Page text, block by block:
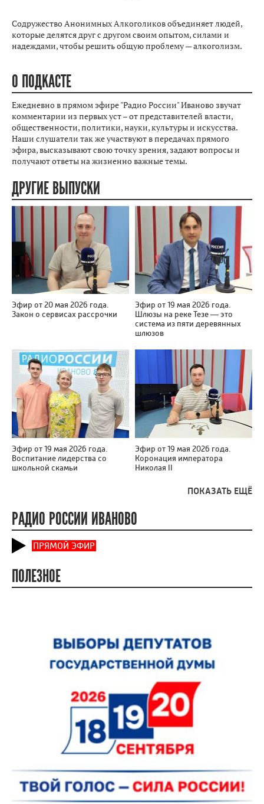
Содружество Анонимных Алкоголиков объединяет людей,
которые делятся друг с другом своим опытом, силами и
надеждами, чтобы решить общую проблему — алкоголизм.
О ПОДКАСТЕ
Ежедневно в прямом эфире "Радио России" Иваново звучат
комментарии из первых уст – от представителей власти,
общественности, политики, науки, культуры и искусства.
Наши слушатели так же участвуют в передачах прямого
эфира, высказывают свою точку зрения, задают вопросы и
получают ответы на жизненно важные темы.
ДРУГИЕ ВЫПУСКИ
Эфир от 20 мая 2026 года.
Закон о сервисах рассрочки
Эфир от 19 мая 2026 года.
Шлюзы на реке Тезе — это
система из пяти деревянных
шлюзов
Эфир от 19 мая 2026 года.
Воспитание лидерства со
школьной скамьи
Эфир от 19 мая 2026 года.
Коронация императора
Николая II
ПОКАЗАТЬ ЕЩЁ
РАДИО РОССИИ ИВАНОВО
ПРЯМОЙ ЭФИР
ПОЛЕЗНОЕ